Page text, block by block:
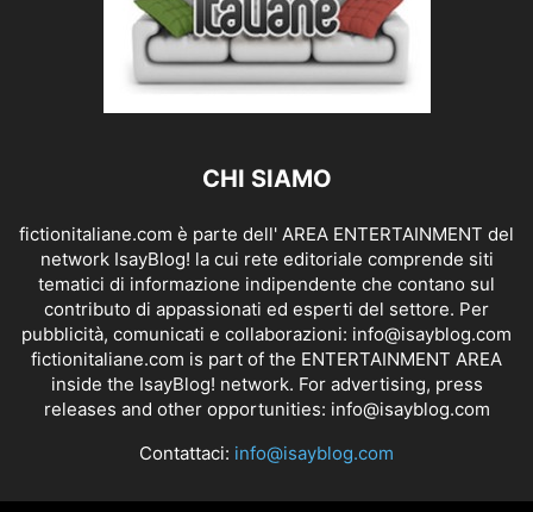
CHI SIAMO
fictionitaliane.com è parte dell' AREA ENTERTAINMENT del
network IsayBlog! la cui rete editoriale comprende siti
tematici di informazione indipendente che contano sul
contributo di appassionati ed esperti del settore. Per
pubblicità, comunicati e collaborazioni: info@isayblog.com
fictionitaliane.com is part of the ENTERTAINMENT AREA
inside the IsayBlog! network. For advertising, press
releases and other opportunities: info@isayblog.com
Contattaci: info@isayblog.com